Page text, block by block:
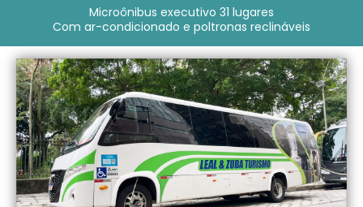
Microônibus executivo 31 lugares
Com ar-condicionado e poltronas reclináveis